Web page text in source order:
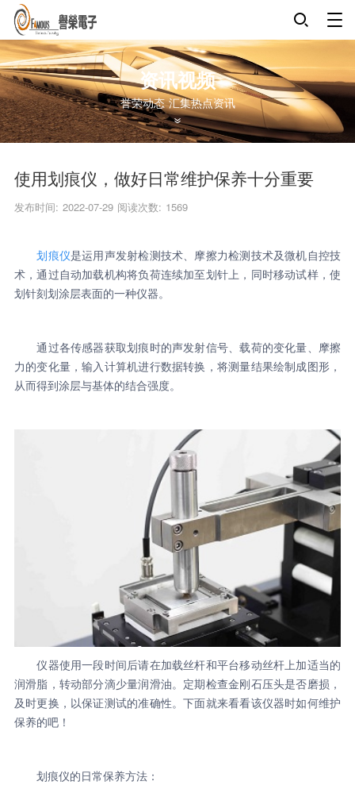
资讯视频
誉荣动态 汇集热点资讯
使用划痕仪，做好日常维护保养十分重要
发布时间: 2022-07-29 阅读次数: 1569
划痕仪是运用声发射检测技术、摩擦力检测技术及微机自控技
术，通过自动加载机构将负荷连续加至划针上，同时移动试样，使
划针刻划涂层表面的一种仪器。
通过各传感器获取划痕时的声发射信号、载荷的变化量、摩擦
力的变化量，输入计算机进行数据转换，将测量结果绘制成图形，
从而得到涂层与基体的结合强度。
仪器使用一段时间后请在加载丝杆和平台移动丝杆上加适当的
润滑脂，转动部分滴少量润滑油。定期检查金刚石压头是否磨损，
及时更换，以保证测试的准确性。下面就来看看该仪器时如何维护
保养的吧！
划痕仪的日常保养方法：